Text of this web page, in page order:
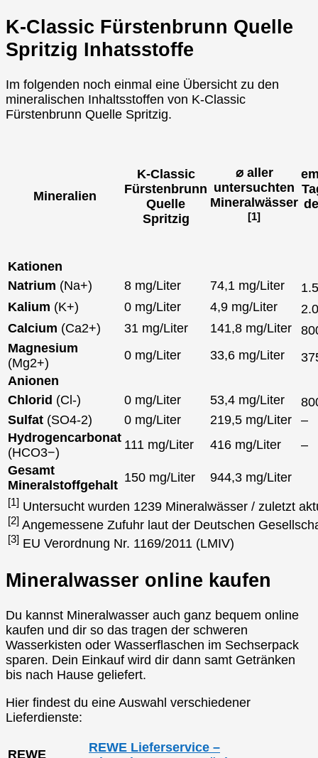
K-Classic Fürstenbrunn Quelle
Spritzig Inhatsstoffe
Im folgenden noch einmal eine Übersicht zu den
mineralischen Inhaltsstoffen von K-Classic
Fürstenbrunn Quelle Spritzig.
Mineralien
K-Classic
Fürstenbrunn
Quelle
Spritzig
⌀ aller
untersuchten
Mineralwässer
[1]
Kationen
Natrium (Na+) 8 mg/Liter 74,1 mg/Liter
Kalium (K+) 0 mg/Liter 4,9 mg/Liter
Calcium (Ca2+) 31 mg/Liter 141,8 mg/Liter
Magnesium
(Mg2+)
0 mg/Liter 33,6 mg/Liter
Anionen
Chlorid (Cl-) 0 mg/Liter 53,4 mg/Liter
Sulfat (SO4-2) 0 mg/Liter 219,5 mg/Liter
–
Hydrogencarbonat
(HCO3−)
111 mg/Liter 416 mg/Liter
–
Gesamt
Mineralstoffgehalt
150 mg/Liter 944,3 mg/Liter
[1] Untersucht wurden 1239 Mineralwässer / zuletzt
[2] Angemessene Zufuhr laut der Deutschen
[3] EU Verordnung Nr. 1169/2011 (LMIV)
Mineralwasser online kaufen
Du kannst Mineralwasser auch ganz bequem online
kaufen und dir so das tragen der schweren
Wasserkisten oder Wasserflaschen im Sechserpack
sparen. Dein Einkauf wird dir dann samt Getränken
bis nach Hause geliefert.
Hier findest du eine Auswahl verschiedener
Lieferdienste:
REWE
REWE Lieferservice –